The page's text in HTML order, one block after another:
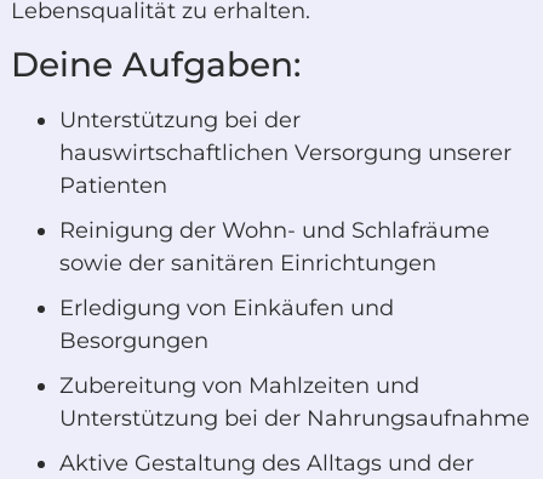
Lebensqualität zu erhalten.
Deine Aufgaben:
Unterstützung bei der
hauswirtschaftlichen Versorgung unserer
Patienten
Reinigung der Wohn- und Schlafräume
sowie der sanitären Einrichtungen
Erledigung von Einkäufen und
Besorgungen
Zubereitung von Mahlzeiten und
Unterstützung bei der Nahrungsaufnahme
Aktive Gestaltung des Alltags und der